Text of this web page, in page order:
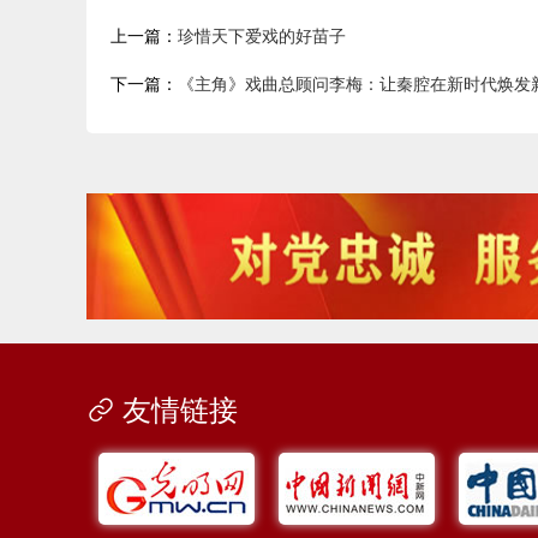
上一篇： 珍惜天下爱戏的好苗子
下一篇： 《主角》戏曲总顾问李梅：让秦腔在新时代焕发
友情链接